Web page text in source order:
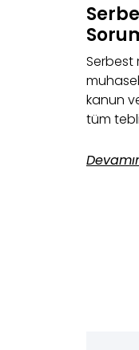
Serbest
kanun
tüm